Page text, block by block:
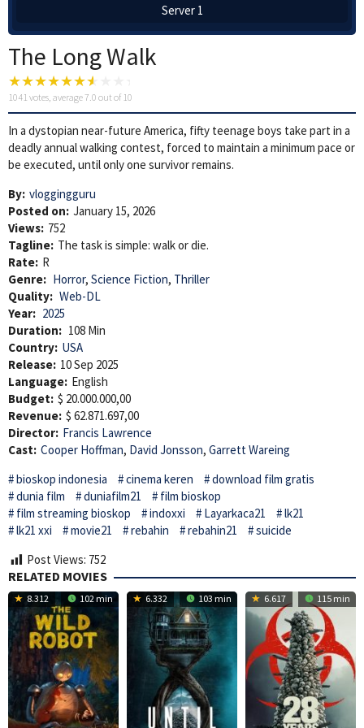
Server 1
The Long Walk
1041 votes, average7.0 out of 10
In a dystopian near-future America, fifty teenage boys take part in a
deadly annual walking contest, forced to maintain a minimum pace or
be executed, until only one survivor remains.
By: vloggingguru
Posted on: January 15, 2026
Views: 752
Tagline: The task is simple: walk or die.
Rate: R
Genre: Horror, Science Fiction, Thriller
Quality: Web-DL
Year: 2025
Duration: 108 Min
Country: USA
Release: 10 Sep 2025
Language: English
Budget: $ 20.000.000,00
Revenue: $ 62.871.697,00
Director: Francis Lawrence
Cast: Cooper Hoffman, David Jonsson, Garrett Wareing
bioskop indonesia
cinema keren
download film gratis
dunia film
duniafilm21
film bioskop
film streaming bioskop
indoxxi Layarkaca21
lk21
lk21 xxi
movie21 rebahin rebahin21
suicide
Post Views: 752
RELATED MOVIES
8.312 102 min 6.332 103 min 6.617 115 min